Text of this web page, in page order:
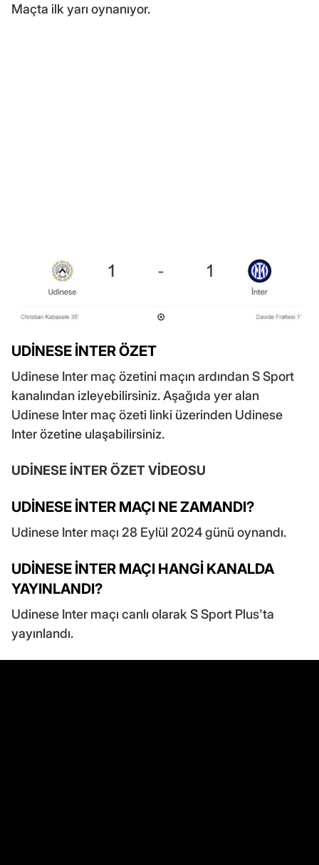
Maçta ilk yarı oynanıyor.
UDİNESE İNTER ÖZET
Udinese Inter maç özetini maçın ardından S Sport
kanalından izleyebilirsiniz. Aşağıda yer alan
Udinese Inter maç özeti linki üzerinden Udinese
Inter özetine ulaşabilirsiniz.
UDİNESE İNTER ÖZET VİDEOSU
UDİNESE İNTER MAÇI NE ZAMANDI?
Udinese Inter maçı 28 Eylül 2024 günü oynandı.
UDİNESE İNTER MAÇI HANGİ KANALDA
YAYINLANDI?
Udinese Inter maçı canlı olarak S Sport Plus'ta
yayınlandı.